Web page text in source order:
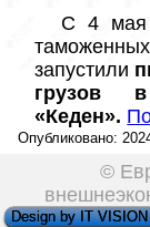
запустили
грузов
«Кеден».
Опубликовано:
©
Design by IT